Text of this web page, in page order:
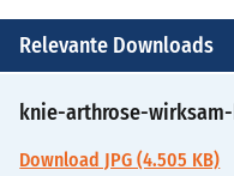
Relevante Downloads
knie-arthrose-
Download JPG (4.505 KB)